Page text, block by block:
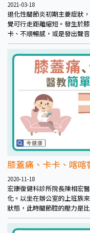
2021-03-18
退化性關節炎初期主要症狀
覺可行走距離縮短。發生於
卡、不順暢感，或是發出聲音
膝蓋痛、卡卡、喀
2020-11-18
宏康復健科診所院長陳相宏
化。以坐在辦公室的上班族
狀態，此時關節腔的壓力是
蓋的關節液不夠、潤滑度不
響，甚至出現膝蓋疼痛的情